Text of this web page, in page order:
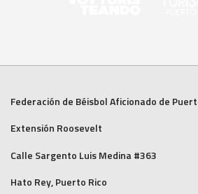
Federación de Béisbol Aficionado de
Extensión Roosevelt
Calle Sargento Luis Medina #363
Hato Rey, Puerto Rico